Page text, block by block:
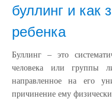
буллинг и как
ребенка
Буллинг – это
человека или группы
направленное на его
причинение ему